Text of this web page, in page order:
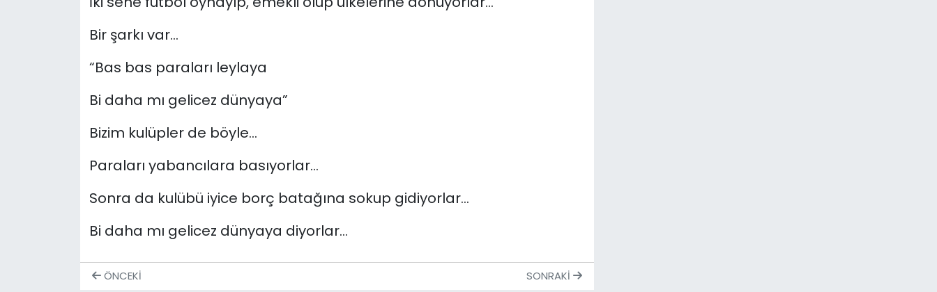
Bir şarkı var…
“Bas bas paraları leylaya
Bi daha mı gelicez dünyaya”
Bizim kulüpler de böyle…
Paraları yabancılara basıyorlar…
Sonra da kulübü iyice borç batağına sokup gidiyorlar…
Bi daha mı gelicez dünyaya diyorlar…
ÖNCEKI SONRAKI